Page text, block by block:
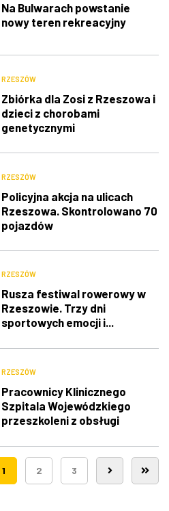
Na Bulwarach powstanie
nowy teren rekreacyjny
RZESZÓW
Zbiórka dla Zosi z Rzeszowa i
dzieci z chorobami
genetycznymi
RZESZÓW
Policyjna akcja na ulicach
Rzeszowa. Skontrolowano 70
pojazdów
RZESZÓW
Rusza festiwal rowerowy w
Rzeszowie. Trzy dni
sportowych emocji i...
RZESZÓW
Pracownicy Klinicznego
Szpitala Wojewódzkiego
przeszkoleni z obsługi
śmigłowców LPR
1 2 3